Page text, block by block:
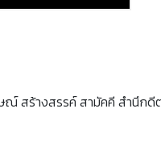
สร้างสรรค์ สามัคคี สำนึกดี